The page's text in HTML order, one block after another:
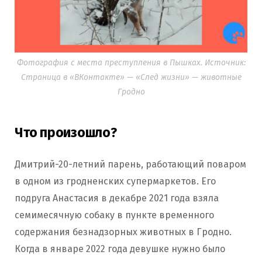
Фотография с места преступления в Пышках. Источник:
Страница в «ВКонтакте» — «След жизни» — животные
Гродно
Что произошло?
Дмитрий-20-летний парень, работающий поваром
в одном из гродненских супермаркетов. Его
подруга Анастасия в декабре 2021 года взяла
семимесячную собаку в пункте временного
содержания безнадзорных животных в Гродно.
Когда в январе 2022 года девушке нужно было